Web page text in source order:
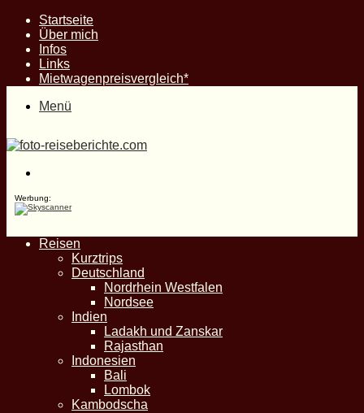
Startseite
Über mich
Infos
Links
Mietwagenpreisvergleich*
Menü
Werbung:
Reisen
Kurztrips
Deutschland
Nordrhein Westfalen
Nordsee
Indien
Ladakh und Zanskar
Rajasthan
Indonesien
Bali
Lombok
Kambodscha